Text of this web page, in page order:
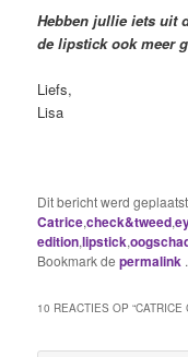
Hebben jullie iets uit
de lipstick ook meer
Liefs,
Lisa
Dit bericht werd
Catrice,check&tweed,
edition,lipstick,
Bookmark depermalink .
10 REACTIES OP “CATRICE